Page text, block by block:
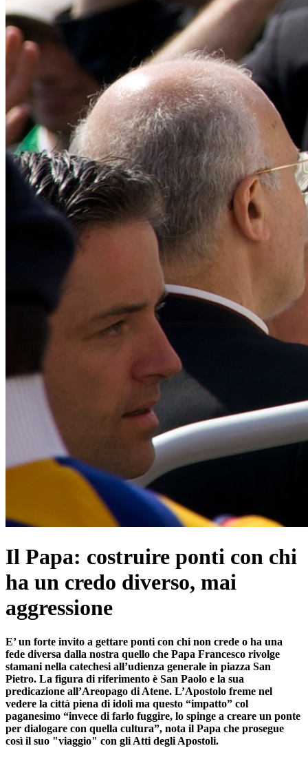
Il Papa: costruire ponti con chi
ha un credo diverso, mai
aggressione
E’ un forte invito a gettare ponti con chi non crede o ha una
fede diversa dalla nostra quello che Papa Francesco rivolge
stamani nella catechesi all’udienza generale in piazza San
Pietro. La figura di riferimento è San Paolo e la sua
predicazione all’Areopago di Atene. L’Apostolo freme nel
vedere la città piena di idoli ma questo “impatto” col
paganesimo “invece di farlo fuggire, lo spinge a creare un ponte
per dialogare con quella cultura”, nota il Papa che prosegue
così il suo "viaggio" con gli Atti degli Apostoli.